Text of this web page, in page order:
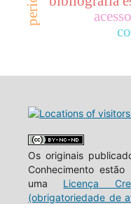
Os originais
Conhecimento
uma Licença
(obrigatoriedade de